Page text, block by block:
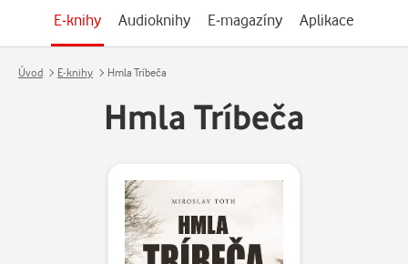
E-knihy Audioknihy E-magazíny Aplikace
Úvod E-knihy Hmla Tríbeča
Hmla Tríbeča